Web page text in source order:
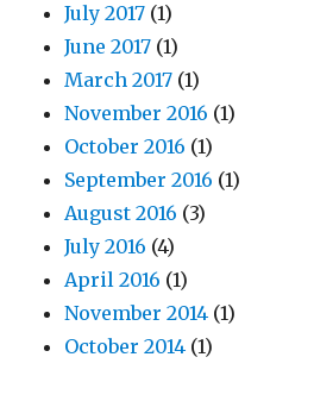
July 2017 (1)
June 2017 (1)
March 2017 (1)
November 2016 (1)
October 2016 (1)
September 2016 (1)
August 2016 (3)
July 2016 (4)
April 2016 (1)
November 2014 (1)
October 2014 (1)